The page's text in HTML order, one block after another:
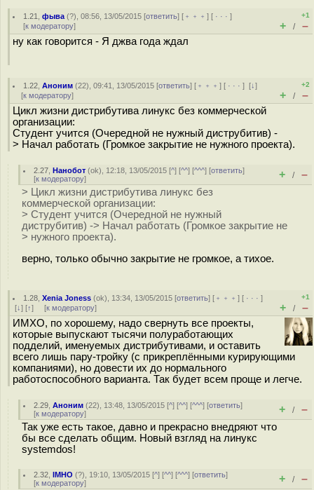
1.21 ,фыва (?), 08:56, 13/05/2015 [ответить] [ ﹢﹢﹢] [ · · ·]
[к модератору]
+1
+ / –
ну как говорится - Я джва года ждал
1.22 ,Аноним (22), 09:41, 13/05/2015 [ответить] [ ﹢﹢﹢] [ · · ·][↓]
[к модератору]
+2
+ / –
Цикл жизни дистрибутива линукс без коммерческой
организации:
Студент учится (Очередной не нужный диструбитив) -
> Начал работать (Громкое закрытие не нужного проекта).
2.27 ,Нанобот (ok), 12:18, 13/05/2015 [^] [^^] [^^^] [ответить]
[к модератору] + / –
> Цикл жизни дистрибутива линукс без
коммерческой организации:
> Студент учится (Очередной не нужный
диструбитив) -> Начал работать (Громкое закрытие не
> нужного проекта).
верно, только обычно закрытие не громкое, а тихое.
1.28 ,Xenia Joness (ok), 13:34, 13/05/2015 [ответить] [ ﹢﹢﹢] [ · · ·]
[↓] [↑] [к модератору]
+1
+ / –
ИМХО, по хорошему, надо свернуть все проекты,
которые выпускают тысячи полуработающих
подделий, именуемых дистрибутивами, и оставить
всего лишь пару-тройку (с прикреплёнными курирующими
компаниями), но довести их до нормального
работоспособного варианта. Так будет всем проще и легче.
2.29 ,Аноним (22), 13:48, 13/05/2015 [^] [^^] [^^^] [ответить]
[к модератору] + / –
Так уже есть такое, давно и прекрасно внедряют что
бы все сделать общим. Новый взгляд на линукс
systemdos!
2.32 ,IMHO (?), 19:10, 13/05/2015 [^] [^^] [^^^] [ответить]
[к модератору] + / –